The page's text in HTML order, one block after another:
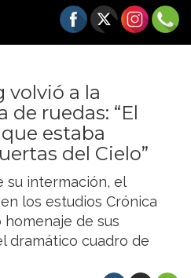
volvió a la
de ruedas: “El
estaba
del Cielo”
su intermación, el
los estudios Crónica
de sus
dramático cuadro de